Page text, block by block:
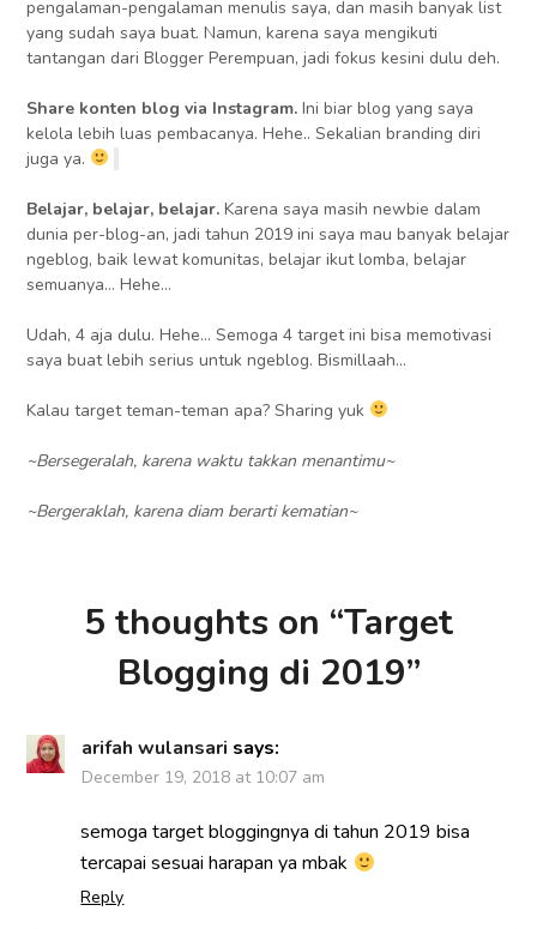
pengalaman-pengalaman menulis saya, dan masih banyak list
yang sudah saya buat. Namun, karena saya mengikuti
tantangan dari Blogger Perempuan, jadi fokus kesini dulu deh.
Share konten blog via Instagram. Ini biar blog yang saya
kelola lebih luas pembacanya. Hehe.. Sekalian branding diri
juga ya.
Belajar, belajar, belajar.Karena saya masih newbie dalam
dunia per-blog-an, jadi tahun 2019 ini saya mau banyak belajar
ngeblog, baik lewat komunitas, belajar ikut lomba, belajar
semuanya… Hehe…
Udah, 4 aja dulu. Hehe… Semoga 4 target ini bisa memotivasi
saya buat lebih serius untuk ngeblog. Bismillaah…
Kalau target teman-teman apa? Sharing yuk
~Bersegeralah, karena waktu takkan menantimu~
~Bergeraklah, karena diam berarti kematian~
5 thoughts on “Target
Blogging di 2019”
arifah wulansari says:
December 19, 2018 at 10:07 am
semoga target bloggingnya di tahun 2019 bisa
tercapai sesuai harapan ya mbak
Reply